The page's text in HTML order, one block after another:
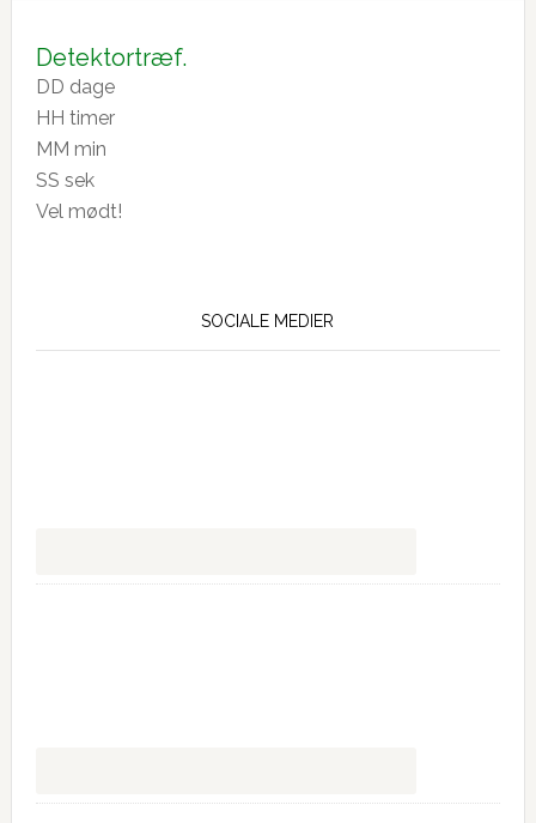
26
Detektortræf.
DD dage
HH timer
MM min
SS sek
Vel mødt!
SOCIALE MEDIER